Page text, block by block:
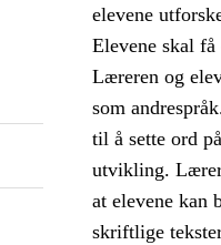
elevene
Elevene skal
Læreren og
som
til å sette ord
utvikling.
at elevene kan
skriftlige